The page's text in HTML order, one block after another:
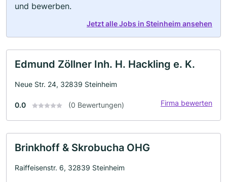
und bewerben.
Jetzt alle Jobs in Steinheim ansehen
Edmund Zöllner Inh. H. Hackling e. K.
Neue Str. 24, 32839 Steinheim
0.0 (0 Bewertungen) Firma bewerten
Brinkhoff & Skrobucha OHG
Raiffeisenstr. 6, 32839 Steinheim